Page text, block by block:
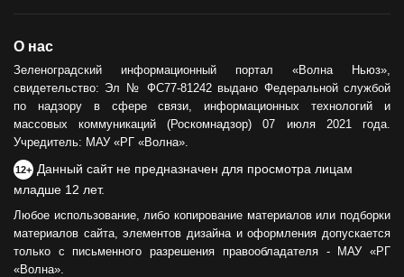
О нас
Зеленоградский информационный портал «Волна Ньюз»,
свидетельство: Эл № ФС77-81242 выдано Федеральной службой
по надзору в сфере связи, информационных технологий и
массовых коммуникаций (Роскомнадзор) 07 июля 2021 года.
Учредитель: МАУ «РГ «Волна».
12+ Данный сайт не предназначен для просмотра лицам
младше 12 лет.
Любое использование, либо копирование материалов или подборки
материалов сайта, элементов дизайна и оформления допускается
только с письменного разрешения правообладателя - МАУ «РГ
«Волна».